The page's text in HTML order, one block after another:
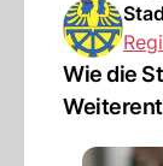
Wie die